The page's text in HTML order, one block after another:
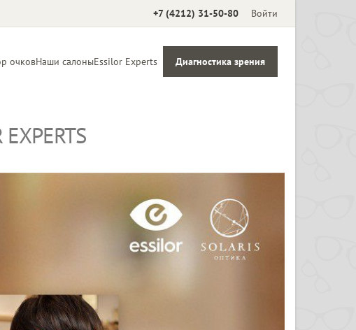
+7 (4212) 31-50-80 Войти
очковНаши салоныEssilor Experts Диагностика зрения